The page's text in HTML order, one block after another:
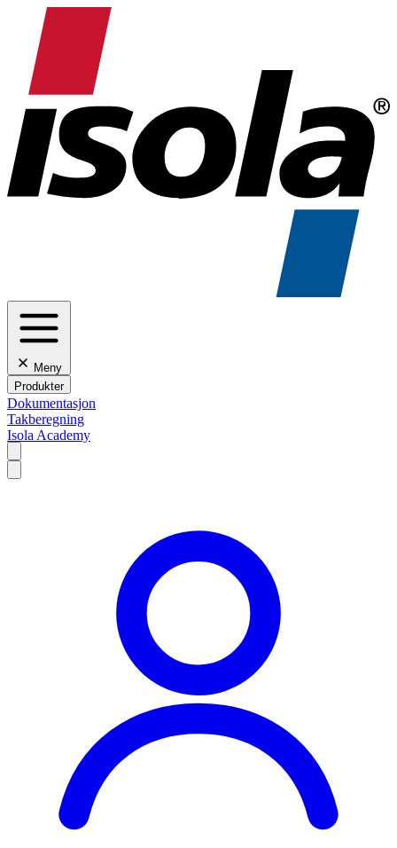
Meny
Produkter
Dokumentasjon
Takberegning
Isola Academy